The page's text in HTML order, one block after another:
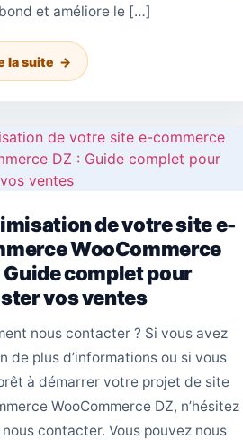
et améliore le […]
la suite
de votre site e-
WooCommerce
Guide complet pour
vos ventes
nous contacter ? Si vous avez
de plus d’informations ou si vous
à démarrer votre projet de site
WooCommerce DZ, n’hésitez
nous contacter. Vous pouvez nous